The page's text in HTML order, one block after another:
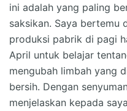
ini adalah yang paling
saksikan. Saya bertemu
produksi pabrik di pagi
April untuk belajar
mengubah limbah yang
bersih. Dengan
menjelaskan kepada